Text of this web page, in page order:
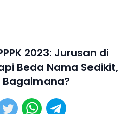
2023: Jurusan di
Beda Nama Sedikit,
Bagaimana?